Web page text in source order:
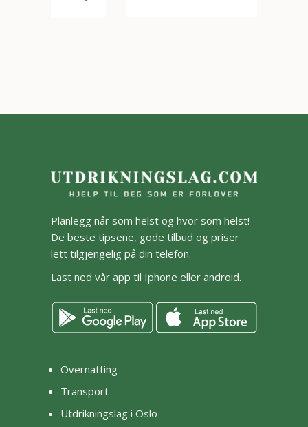
Planlegg når som helst og hvor som helst!
De beste tipsene, gode tilbud og priser
lett tilgjengelig på din telefon.
Last ned vår app til Iphone eller android.
Overnatting
Transport
Utdrikningslag i Oslo